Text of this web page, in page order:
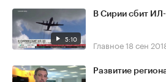
5:10
В Сирии сбит
Главное18 сен
Развитие